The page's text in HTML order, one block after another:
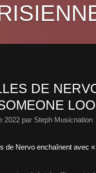
DE
2022 par Steph Musicnation